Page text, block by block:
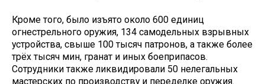
Кроме того, было изъято около 600 единиц
огнестрельного оружия, 134 самодельных взрывных
устройства, свыше 100 тысяч патронов, а также более
трёх тысяч мин, гранат и иных боеприпасов.
Сотрудники также ликвидировали 50 нелегальных
мастерских по производству и переделке оружия.